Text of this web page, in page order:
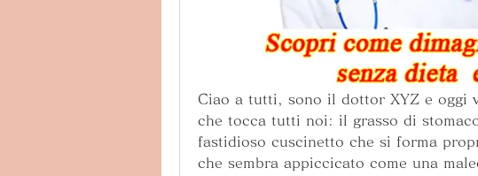
Ciao a tutti, sono il dottor XYZ e oggi
che tocca tutti noi: il grasso di
fastidioso cuscinetto che si forma
che sembra appiccicato come una